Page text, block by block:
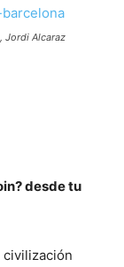
Jordi Alcaraz
desde tu
civilización